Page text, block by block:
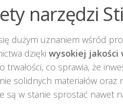
narzędzi
dużym uznaniem wśród
dzięki wysokiej jakości
co sprawia, że
solidnych materiałów
są w stanie sprostać nawet